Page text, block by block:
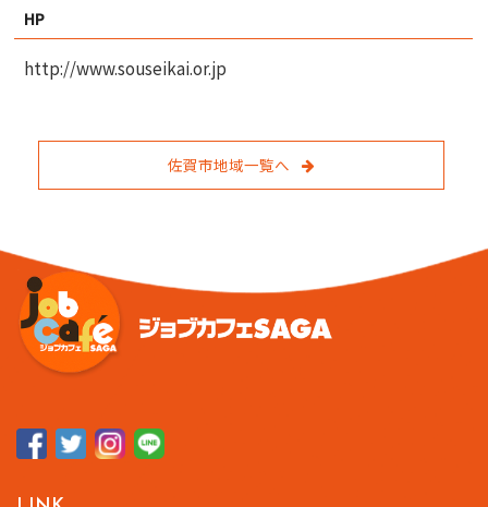
HP
http://www.souseikai.or.jp
佐賀市地域一覧へ